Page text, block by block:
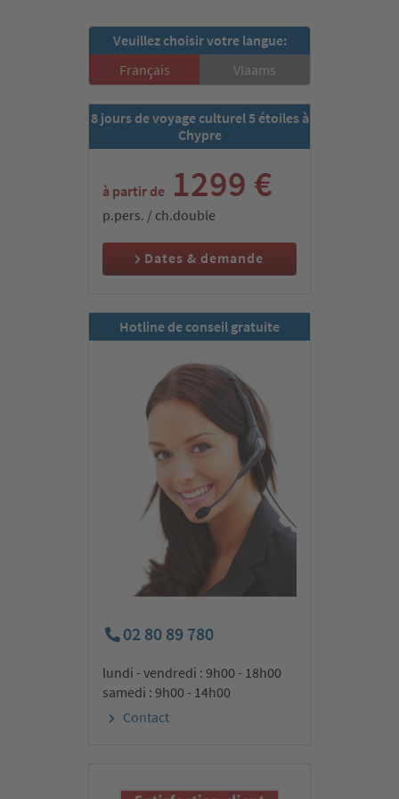
Nous atterrissons à Ercan, dans la très belle partie nord de l’île.
Nous sommes attendus à l’aéroport par notre sympathique
guide francophone et compétent. Nous partons ensemble dans
notre autocar moderne et climatisé vers notre hôtel étoilé dans
la région de Famagouste où nous passons les trois premières
capitale Nicosie, l‘antique Salamine &
monastère de Saint-Barnabé – en l‘honneur de
Veuillez choisir votre langue:
Français
Vlaams
8 jours de voyage culturel 5 étoiles à
Chypre
à partir de 1299 €
p.pers. / ch.double
Dates & demande
Hotline de conseil gratuite
02 80 89 780
lundi - vendredi : 9h00 - 18h00
samedi : 9h00 - 14h00
Contact